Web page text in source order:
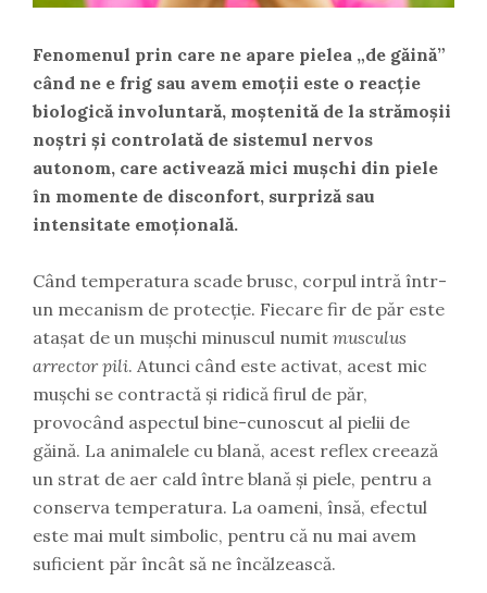
Fenomenul prin care ne apare pielea „de găină”
când ne e frig sau avem emoții este o reacție
biologică involuntară, moștenită de la strămoșii
noștri și controlată de sistemul nervos
autonom, care activează mici mușchi din piele
în momente de disconfort, surpriză sau
intensitate emoțională.
Când temperatura scade brusc, corpul intră într-
un mecanism de protecție. Fiecare fir de păr este
atașat de un mușchi minuscul numit musculus
arrector pili. Atunci când este activat, acest mic
mușchi se contractă și ridică firul de păr,
provocând aspectul bine-cunoscut al pielii de
găină. La animalele cu blană, acest reflex creează
un strat de aer cald între blană și piele, pentru a
conserva temperatura. La oameni, însă, efectul
este mai mult simbolic, pentru că nu mai avem
suficient păr încât să ne încălzească.